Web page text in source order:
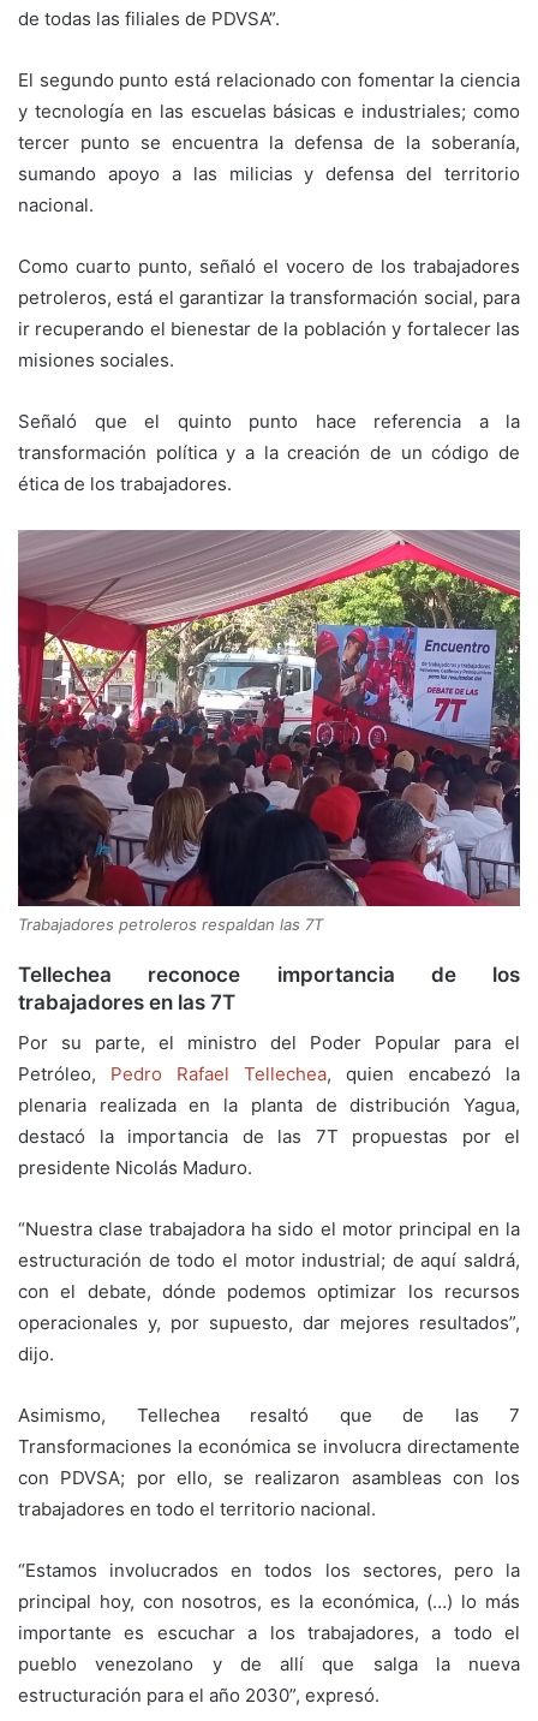
de todas las filiales de PDVSA”.
El segundo punto está relacionado con fomentar la ciencia
y tecnología en las escuelas básicas e industriales; como
tercer punto se encuentra la defensa de la soberanía,
sumando apoyo a las milicias y defensa del territorio
nacional.
Como cuarto punto, señaló el vocero de los trabajadores
petroleros, está el garantizar la transformación social, para
ir recuperando el bienestar de la población y fortalecer las
misiones sociales.
Señaló que el quinto punto hace referencia a la
transformación política y a la creación de un código de
ética de los trabajadores.
Trabajadores petroleros respaldan las 7T
Tellechea reconoce importancia de los
trabajadores en las 7T
Por su parte, el ministro del Poder Popular para el
Petróleo,
Pedro Rafael Tellechea, quien encabezó la
plenaria realizada en la planta de distribución Yagua,
destacó la importancia de las 7T propuestas por el
presidente Nicolás Maduro.
“Nuestra clase trabajadora ha sido el motor principal en la
estructuración de todo el motor industrial; de aquí saldrá,
con el debate, dónde podemos optimizar los recursos
operacionales y, por supuesto, dar mejores resultados”,
dijo.
Asimismo, Tellechea resaltó que de las 7
Transformaciones la económica se involucra directamente
con PDVSA; por ello, se realizaron asambleas con los
trabajadores en todo el territorio nacional.
“Estamos involucrados en todos los sectores, pero la
principal hoy, con nosotros, es la económica, (…) lo más
importante es escuchar a los trabajadores, a todo el
pueblo venezolano y de allí que salga la nueva
estructuración para el año 2030”, expresó.